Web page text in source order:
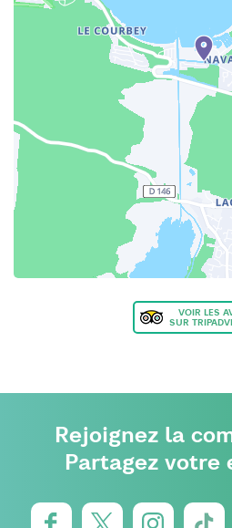
VOIR LES
SUR
Rejoignez la
Partagez votre